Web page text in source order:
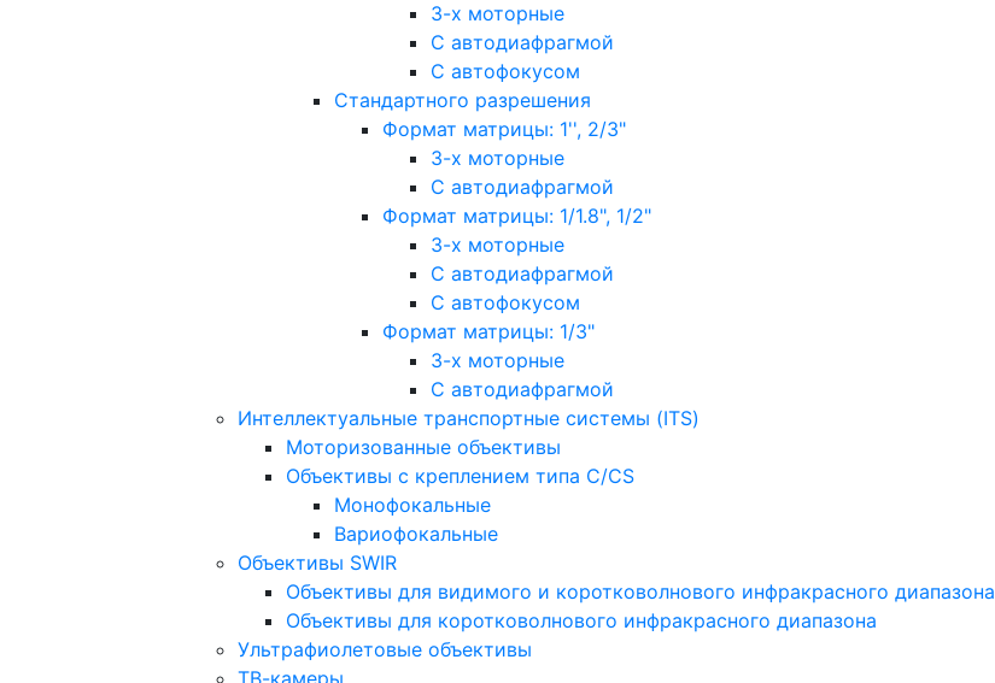
3-х моторные
С автодиафрагмой
С автофокусом
Стандартного разрешения
Формат матрицы: 1'', 2/3"
3-х моторные
С автодиафрагмой
Формат матрицы: 1/1.8", 1/2"
3-х моторные
С автодиафрагмой
С автофокусом
Формат матрицы: 1/3"
3-х моторные
С автодиафрагмой
Интеллектуальные транспортные системы (ITS)
Моторизованные объективы
Объективы с креплением типа C/CS
Монофокальные
Вариофокальные
Объективы SWIR
Объективы для видимого и коротковолнового инфракрасного диапазона
Объективы для коротковолнового инфракрасного диапазона
Ультрафиолетовые объективы
ТВ-камеры